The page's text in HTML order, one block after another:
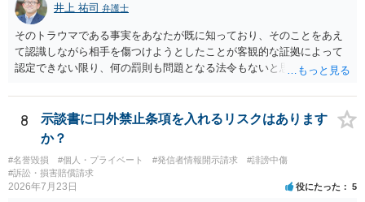
井上 祐司 弁護士
そのトラウマである事実をあなたが既に知っており、そのことをあえ
て認識しながら相手を傷つけようとしたことが客観的な証拠によって
認定できない限り、何の罰則も問題となる法令もないと思われます。
8
示談書に口外禁止条項を入れるリスクはあります
か？
#名誉毀損 #個人・プライベート #発信者情報開示請求
#誹謗中傷
#訴訟・損害賠償請求
2026年7月23日 役にたった 5